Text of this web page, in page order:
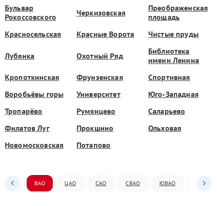
Бульвар
Рокоссовского
Черкизовская
Преображенская
площадь
Красносельская
Красные Ворота Чистые пруды
Лубянка Охотный Ряд
Библиотека
имени Ленина
Кропоткинская
Фрунзенская
Спортивная
Воробьёвы горы
Университет
Юго-Западная
Тропарёво
Румянцево
Саларьево
Филатов Луг
Прокшино
Ольховая
Новомосковская
Потапово
ВАО ЦАО САО СВАО ЮВАО ЮАО